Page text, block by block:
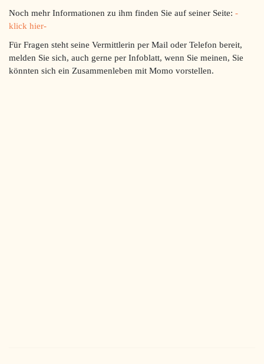
Noch mehr Informationen zu ihm finden Sie auf seiner Seite: -
klick hier-
Für Fragen steht seine Vermittlerin per Mail oder Telefon bereit,
melden Sie sich, auch gerne per Infoblatt, wenn Sie meinen, Sie
könnten sich ein Zusammenleben mit Momo vorstellen.